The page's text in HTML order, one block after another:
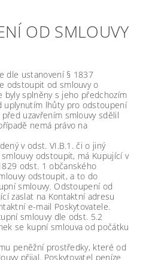
OD SMLOUVY
dle ustanovení § 1837
odstoupit od smlouvy o
byly splněny s jeho předchozím
uplynutím lhůty pro odstoupení
uzavřením smlouvy sdělil
nemá právo na
v odst. VI.B.1. či o jiný
odstoupit, má Kupující v
odst. 1 občanského
odstoupit, a to do
smlouvy. Odstoupení od
zaslat na Kontaktní adresu
e-mail Poskytovatele.
smlouvy dle odst. 5.2
se kupní smlouva od počátku
peněžní prostředky, které od
přijal. Poskytovatel peníze